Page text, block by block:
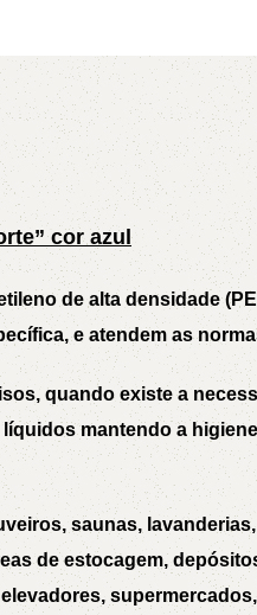
5VX
BX
PJ
SPC
ZX
cor azul
de alta densidade
e atendem as
quando existe a
mantendo a
saunas,
de estocagem,